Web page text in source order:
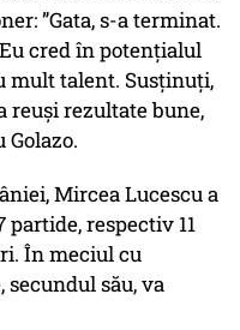
”Gata, s-a terminat.
cred în potențialul
mult talent. Susținuți,
reuși rezultate bune,
Golazo.
Mircea Lucescu a
partide, respectiv 11
În meciul cu
secundul său, va